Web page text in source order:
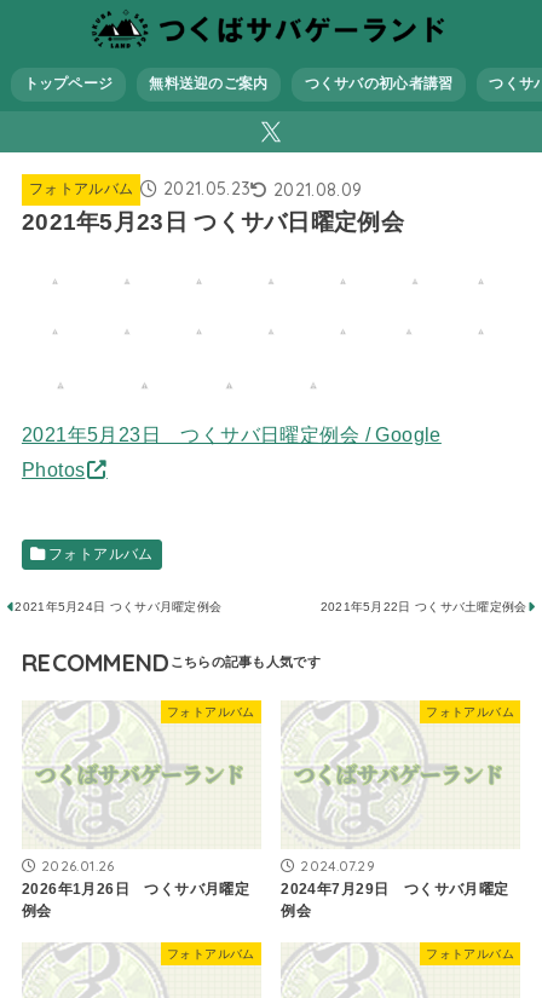
トップページ 無料送迎のご案内 つくサバの初心者講習 つくサ
フォトアルバム 2021.05.23 2021.08.09
2021年5月23日 つくサバ日曜定例会
2021年5月23日 つくサバ日曜定例会 / Google
Photos
フォトアルバム
2021年5月24日 ​つくサバ月曜定例会 2021年5月22日 つくサバ土曜定例会
RECOMMEND
フォトアルバム
2026.01.26
2026年1月26日 つくサバ月曜定
例会
フォトアルバム
2024.07.29
2024年7月29日 つくサバ月曜定
例会
フォトアルバム フォトアルバム